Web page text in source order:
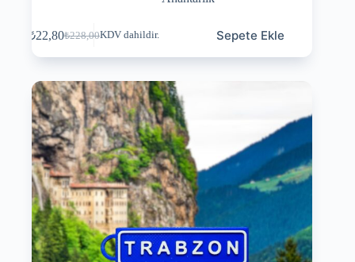
₺228,00
₺22,80 KDV dahildir. Sepete Ekle